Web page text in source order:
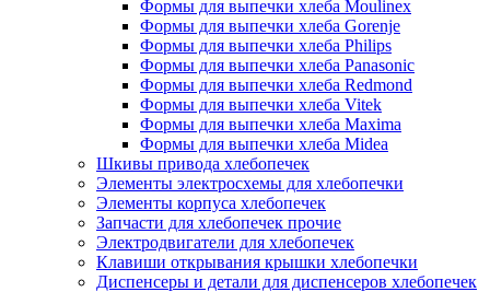
Формы для выпечки хлеба Moulinex
Формы для выпечки хлеба Gorenje
Формы для выпечки хлеба Philips
Формы для выпечки хлеба Panasonic
Формы для выпечки хлеба Redmond
Формы для выпечки хлеба Vitek
Формы для выпечки хлеба Maxima
Формы для выпечки хлеба Midea
Шкивы привода хлебопечек
Элементы электросхемы для хлебопечки
Элементы корпуса хлебопечек
Запчасти для хлебопечек прочие
Электродвигатели для хлебопечек
Клавиши открывания крышки хлебопечки
Диспенсеры и детали для диспенсеров хлебопечек